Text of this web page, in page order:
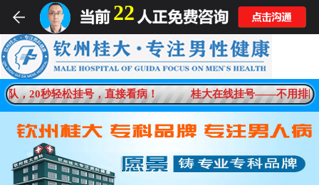
，20秒轻松挂号，直接看病！ 桂大在线挂号——不用排队
22
男科疾病一对一在线解答